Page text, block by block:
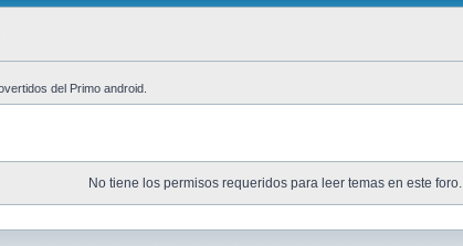
del Primo android.
No tiene los permisos requeridos para leer temas en este foro.